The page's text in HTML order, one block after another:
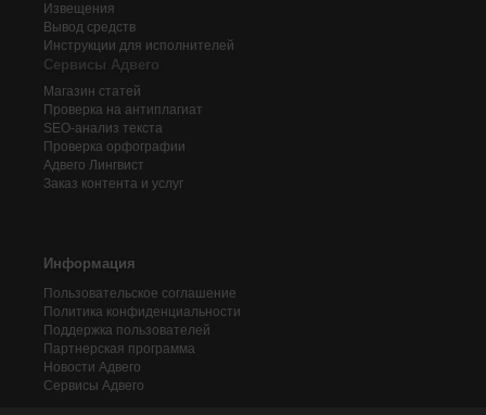
Извещения
Вывод средств
Инструкции для исполнителей
Сервисы Адвего
Магазин статей
Проверка на антиплагиат
SEO-анализ текста
Проверка орфографии
Адвего Лингвист
Заказ контента и услуг
Информация
Пользовательское соглашение
Политика конфиденциальности
Поддержка пользователей
Партнерская программа
Новости Адвего
Сервисы Адвего